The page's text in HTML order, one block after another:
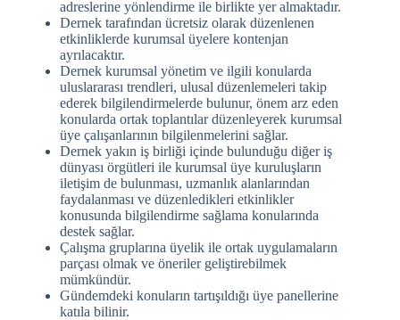
adreslerine yönlendirme ile birlikte yer almaktadır.
Dernek tarafından ücretsiz olarak düzenlenen
etkinliklerde kurumsal üyelere kontenjan
ayrılacaktır.
Dernek kurumsal yönetim ve ilgili konularda
uluslararası trendleri, ulusal düzenlemeleri takip
ederek bilgilendirmelerde bulunur, önem arz eden
konularda ortak toplantılar düzenleyerek kurumsal
üye çalışanlarının bilgilenmelerini sağlar.
Dernek yakın iş birliği içinde bulunduğu diğer iş
dünyası örgütleri ile kurumsal üye kuruluşların
iletişim de bulunması, uzmanlık alanlarından
faydalanması ve düzenledikleri etkinlikler
konusunda bilgilendirme sağlama konularında
destek sağlar.
Çalışma gruplarına üyelik ile ortak uygulamaların
parçası olmak ve öneriler geliştirebilmek
mümkündür.
Gündemdeki konuların tartışıldığı üye panellerine
katıla bilinir.